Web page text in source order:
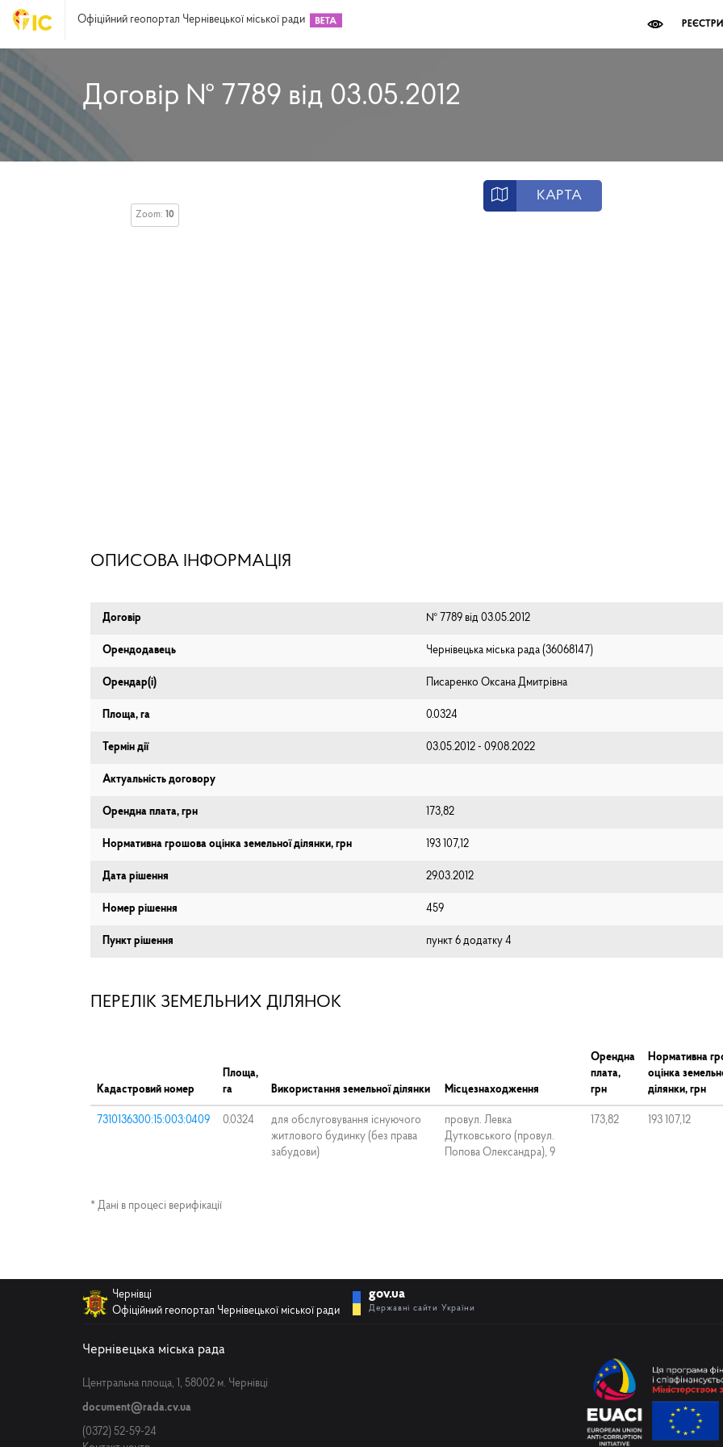
Офіційний геопортал Чернівецької міської ради РЕЄСТРИ
Договір № 7789 від 03.05.2012
КАРТА
Zoom: 10
ОПИСОВА ІНФОРМАЦІЯ
Договір № 7789 від 03.05.2012
Орендодавець Чернівецька міська рада (⁨36068147⁩)
Орендар(і) Писаренко Оксана Дмитрівна
Площа, га 0.0324
Термін дії 03.05.2012 - 09.08.2022
Актуальність договору
Орендна плата, грн 173,82
Нормативна грошова оцінка земельної ділянки, грн 193 107,12
Дата рішення 29.03.2012
Номер рішення 459
Пункт рішення пункт 6 додатку 4
ПЕРЕЛІК ЗЕМЕЛЬНИХ ДІЛЯНОК
Кадастровий номер
Площа,
га
Використання земельної ділянки Місцезнаходження
Орендна
плата,
грн
Нормативна
оцінка
ділянки, грн
7310136300:15:003:0409 0.0324
для обслуговування існуючого
житлового будинку (без права
забудови)
провул. Левка
Дутковського (провул.
Попова Олександра), 9
173,82 193 107,12
* Дані в процесі верифікації
Чернівці
Офіційний геопортал Чернівецької міської ради
gov.ua
Державні сайти України
Чернівецька міська рада
Центральна площа, 1, 58002 м. Чернівці
document@rada.cv.ua
(0372) 52-59-24